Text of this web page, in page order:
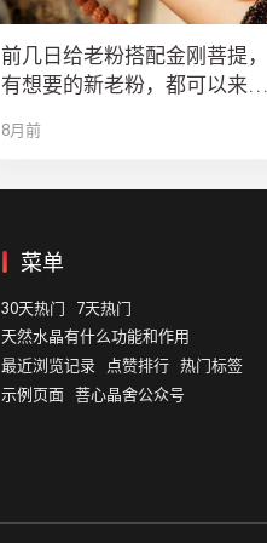
前几日给老粉搭配金刚菩提，
有想要的新老粉，都可以来排
8月前
菜单
30天热门
7天热门
天然水晶有什么功能和作用
最近浏览记录
点赞排行
热门标签
示例页面 菩心晶舍公众号